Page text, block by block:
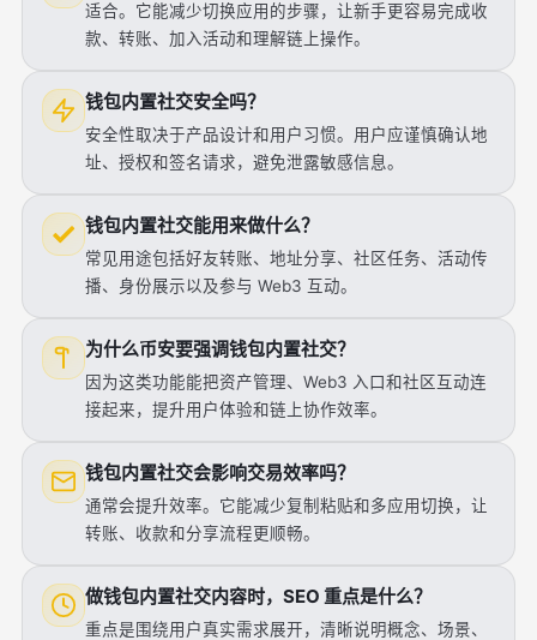
适合。它能减少切换应用的步骤，让新手更容易完成收
款、转账、加入活动和理解链上操作。
钱包内置社交安全吗？
安全性取决于产品设计和用户习惯。用户应谨慎确认地
址、授权和签名请求，避免泄露敏感信息。
钱包内置社交能用来做什么？
常见用途包括好友转账、地址分享、社区任务、活动传
播、身份展示以及参与 Web3 互动。
为什么币安要强调钱包内置社交？
因为这类功能能把资产管理、Web3 入口和社区互动连
接起来，提升用户体验和链上协作效率。
钱包内置社交会影响交易效率吗？
通常会提升效率。它能减少复制粘贴和多应用切换，让
转账、收款和分享流程更顺畅。
做钱包内置社交内容时，SEO 重点是什么？
重点是围绕用户真实需求展开，清晰说明概念、场景、